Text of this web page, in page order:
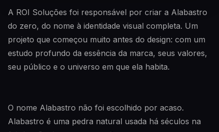
A ROI Soluções foi responsável por criar a Alabastro
do zero, do nome à identidade visual completa. Um
projeto que começou muito antes do design: com um
estudo profundo da essência da marca, seus valores,
seu público e o universo em que ela habita.
O nome Alabastro não foi escolhido por acaso.
Alabastro é uma pedra natural usada há séculos na